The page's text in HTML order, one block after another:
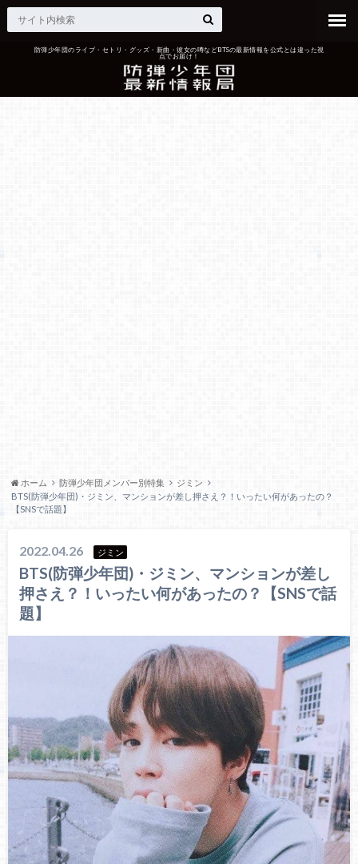
防弾少年団のライブ・セトリ・グッズ・新曲・彼女の噂などBTSの最新情報を公式とは違った視
点でお届け！
ホーム 防弾少年団メンバー別特集
ジミン
BTS(防弾少年団)・ジミン、マンションが差し押さえ？！いったい何があったの？
【SNSで話題】
2022.04.26 ジミン
BTS(防弾少年団)・ジミン、マンションが差し
押さえ？！いったい何があったの？【SNSで話
題】